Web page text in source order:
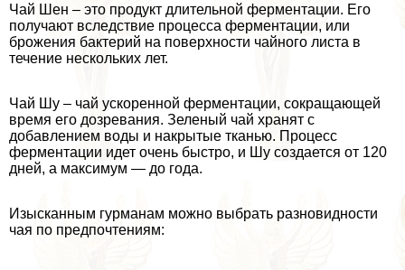
Чай Шен – это продукт длительной ферментации. Его
получают вследствие процесса ферментации, или
брожения бактерий на поверхности чайного листа в
течение нескольких лет.
Чай Шу – чай ускоренной ферментации, сокращающей
время его дозревания. Зеленый чай хранят с
добавлением воды и накрытые тканью. Процесс
ферментации идет очень быстро, и Шу создается от 120
дней, а максимум — до года.
Изысканным гурманам можно выбрать разновидности
чая по предпочтениям: